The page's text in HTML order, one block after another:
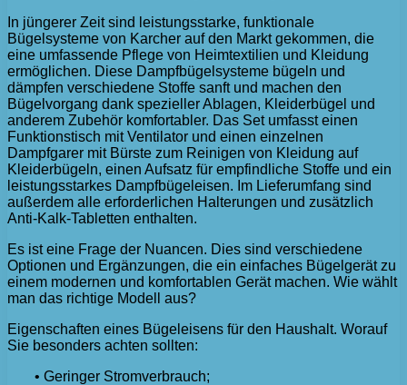
In jüngerer Zeit sind leistungsstarke, funktionale
Bügelsysteme von Karcher auf den Markt gekommen, die
eine umfassende Pflege von Heimtextilien und Kleidung
ermöglichen. Diese Dampfbügelsysteme bügeln und
dämpfen verschiedene Stoffe sanft und machen den
Bügelvorgang dank spezieller Ablagen, Kleiderbügel und
anderem Zubehör komfortabler. Das Set umfasst einen
Funktionstisch mit Ventilator und einen einzelnen
Dampfgarer mit Bürste zum Reinigen von Kleidung auf
Kleiderbügeln, einen Aufsatz für empfindliche Stoffe und ein
leistungsstarkes Dampfbügeleisen. Im Lieferumfang sind
außerdem alle erforderlichen Halterungen und zusätzlich
Anti-Kalk-Tabletten enthalten.
Es ist eine Frage der Nuancen. Dies sind verschiedene
Optionen und Ergänzungen, die ein einfaches Bügelgerät zu
einem modernen und komfortablen Gerät machen. Wie wählt
man das richtige Modell aus?
Eigenschaften eines Bügeleisens für den Haushalt. Worauf
Sie besonders achten sollten:
• Geringer Stromverbrauch;